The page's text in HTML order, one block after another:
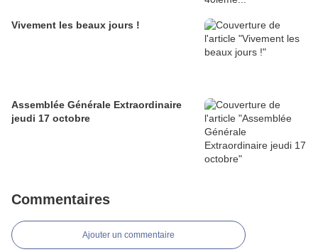
Vivement les beaux jours !
Assemblée Générale Extraordinaire
jeudi 17 octobre
Commentaires
Ajouter un commentaire